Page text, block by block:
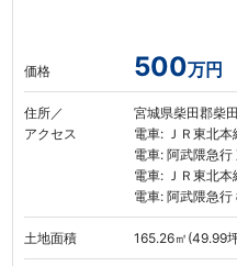
価格 500万円
住所／
アクセス
宮城県柴田郡柴
電車: ＪＲ東北
電車: 阿武隈急
電車: ＪＲ東北
電車: 阿武隈急
土地面積 165.26㎡(49.99